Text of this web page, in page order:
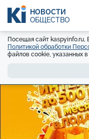
НОВОСТИ
ОБЩЕСТВО
Посещая сайт
Политикой обработки
файлов cookie, указанных